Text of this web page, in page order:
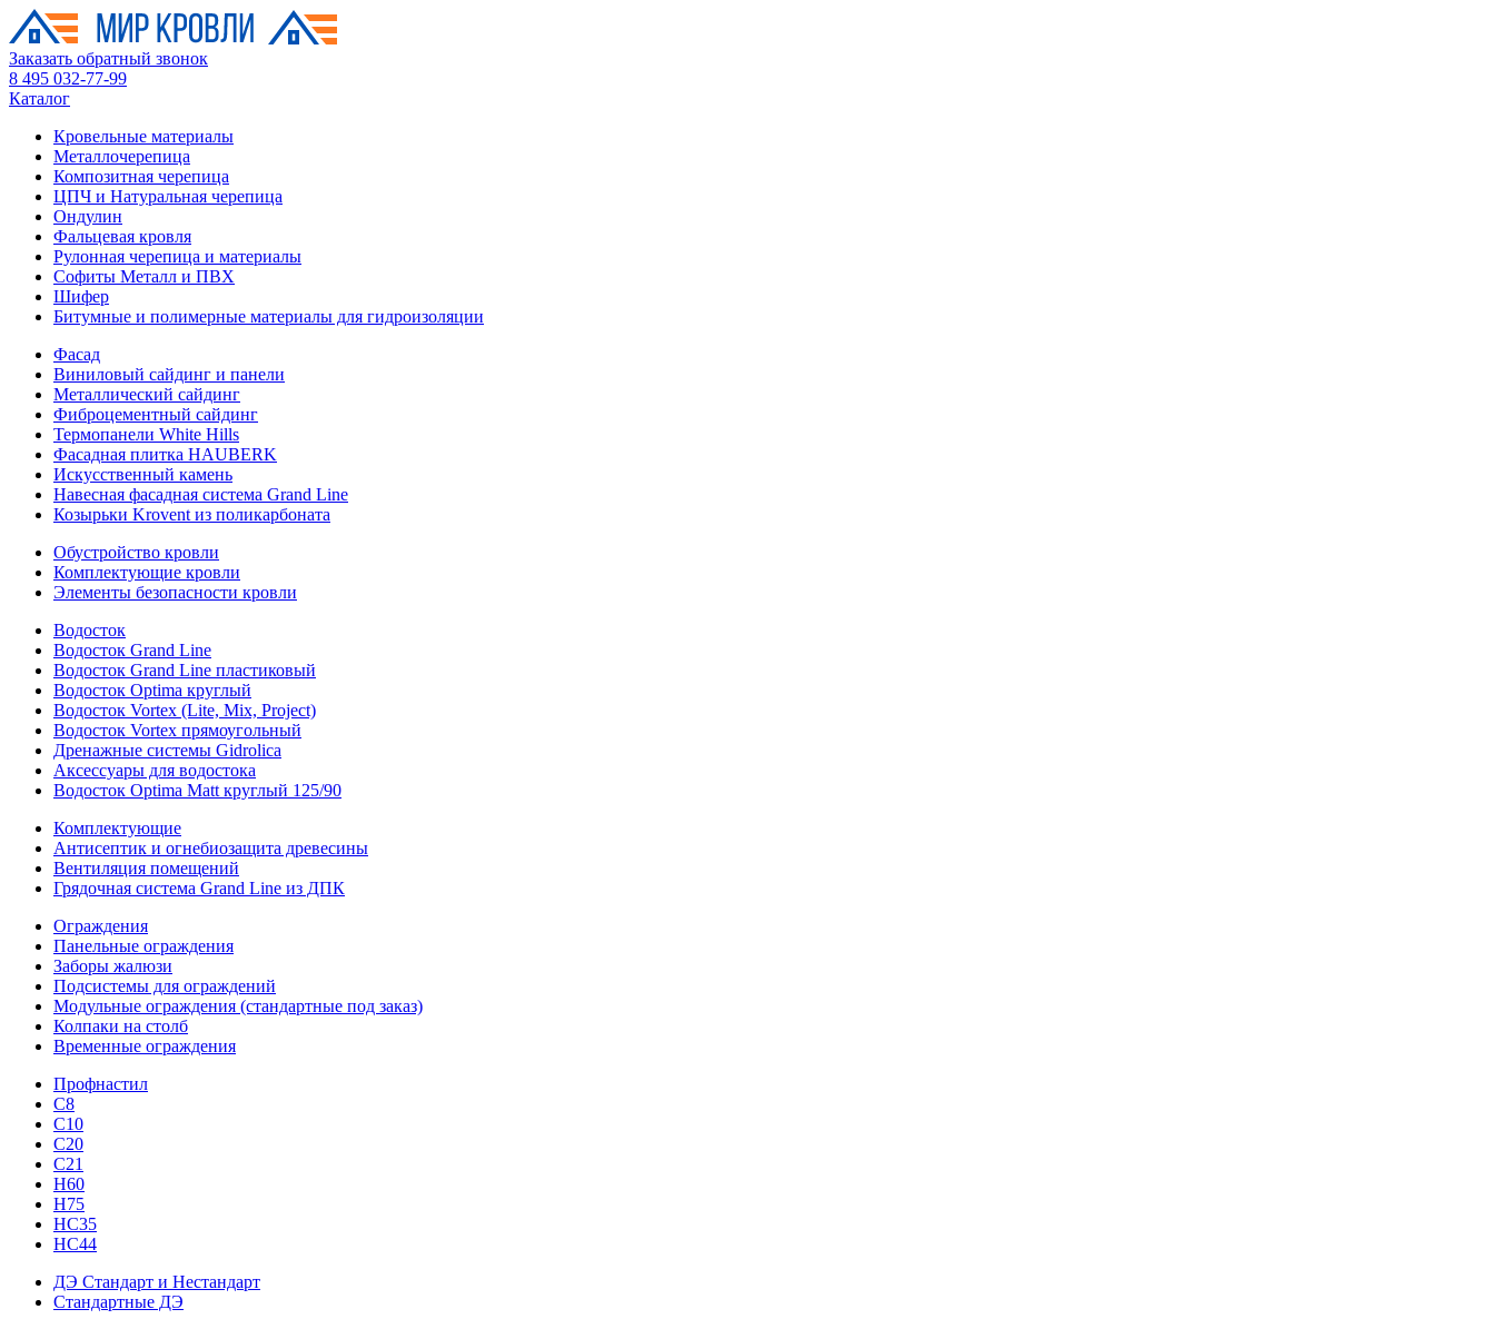
Заказать обратный звонок
8 495 032-77-99
Каталог
Кровельные материалы
Металлочерепица
Композитная черепица
ЦПЧ и Натуральная черепица
Ондулин
Фальцевая кровля
Рулонная черепица и материалы
Софиты Металл и ПВХ
Шифер
Битумные и полимерные материалы для гидроизоляции
Фасад
Виниловый сайдинг и панели
Металлический сайдинг
Фиброцементный сайдинг
Термопанели White Hills
Фасадная плитка HAUBERK
Искусственный камень
Навесная фасадная система Grand Line
Козырьки Krovent из поликарбоната
Обустройство кровли
Комплектующие кровли
Элементы безопасности кровли
Водосток
Водосток Grand Line
Водосток Grand Line пластиковый
Водосток Optima круглый
Водосток Vortex (Lite, Mix, Project)
Водосток Vortex прямоугольный
Дренажные системы Gidrolica
Аксессуары для водостока
Водосток Optima Matt круглый 125/90
Комплектующие
Антисептик и огнебиозащита древесины
Вентиляция помещений
Грядочная система Grand Line из ДПК
Ограждения
Панельные ограждения
Заборы жалюзи
Подсистемы для ограждений
Модульные ограждения (стандартные под заказ)
Колпаки на столб
Временные ограждения
Профнастил
С8
С10
С20
С21
H60
H75
HС35
НС44
ДЭ Стандарт и Нестандарт
Стандартные ДЭ